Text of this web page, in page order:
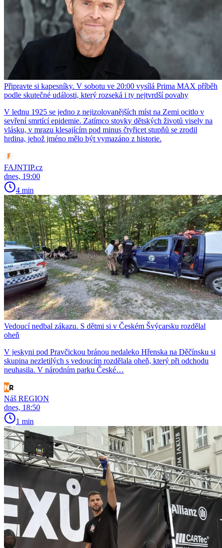
Připravte si kapesníky. V sobotu ve 20:00 vysílá Prima MAX příběh
podle skutečné události, který rozseká i ty nejtvrdší povahy
V lednu 1925 se jedno z nejizolovanějších míst na Zemi ocitlo v
sevření smrtící epidemie. Zatímco stovky dětských životů visely na
vlásku, v mrazu klesajícím pod minus čtyřicet stupňů se zrodil
hrdina, jehož jméno mělo být vymazáno z historie.
FAJNTIP.cz
dnes, 19:00
4 min
Vedoucí nedbal zákazu. S dětmi si v Českém Švýcarsku rozdělal
oheň
V jeskyni pod Pravčickou bránou nedaleko Hřenska na Děčínsku si
skupina nezletilých s vedoucím rozdělala oheň, který při odchodu
neuhasila. V národním parku České…
Náš REGION
dnes, 18:50
1 min